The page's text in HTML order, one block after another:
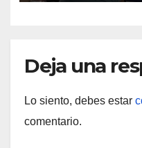
Deja una
Lo siento, debes estar
comentario.